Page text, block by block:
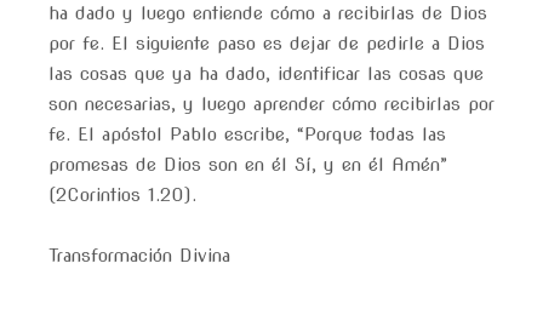
ha dado y luego entiende cómo a recibirlas de Dios
por fe. El siguiente paso es dejar de pedirle a Dios
las cosas que ya ha dado, identificar las cosas que
son necesarias, y luego aprender cómo recibirlas por
fe. El apóstol Pablo escribe, “Porque todas las
promesas de Dios son en él Sí, y en él Amén”
(2Corintios 1.20).
Transformación Divina